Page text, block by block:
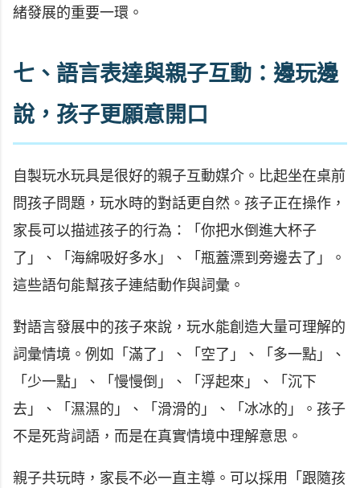
緒發展的重要一環。
七、語言表達與親子互動：邊玩邊
說，孩子更願意開口
自製玩水玩具是很好的親子互動媒介。比起坐在桌前
問孩子問題，玩水時的對話更自然。孩子正在操作，
家長可以描述孩子的行為：「你把水倒進大杯子
了」、「海綿吸好多水」、「瓶蓋漂到旁邊去了」。
這些語句能幫孩子連結動作與詞彙。
對語言發展中的孩子來說，玩水能創造大量可理解的
詞彙情境。例如「滿了」、「空了」、「多一點」、
「少一點」、「慢慢倒」、「浮起來」、「沉下
去」、「濕濕的」、「滑滑的」、「冰冰的」。孩子
不是死背詞語，而是在真實情境中理解意思。
親子共玩時，家長不必一直主導。可以採用「跟隨孩